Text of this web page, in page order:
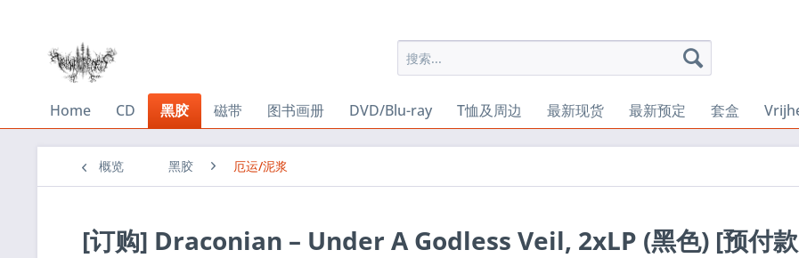
Home CD 黑胶 磁带 图书画册 DVD/Blu-ray T恤及周边 最新现货 最新预定 套盒
概览 黑胶 厄运/泥浆
[订购] Draconian ‎– Under A Godless Veil, 2xLP (黑色) [预付